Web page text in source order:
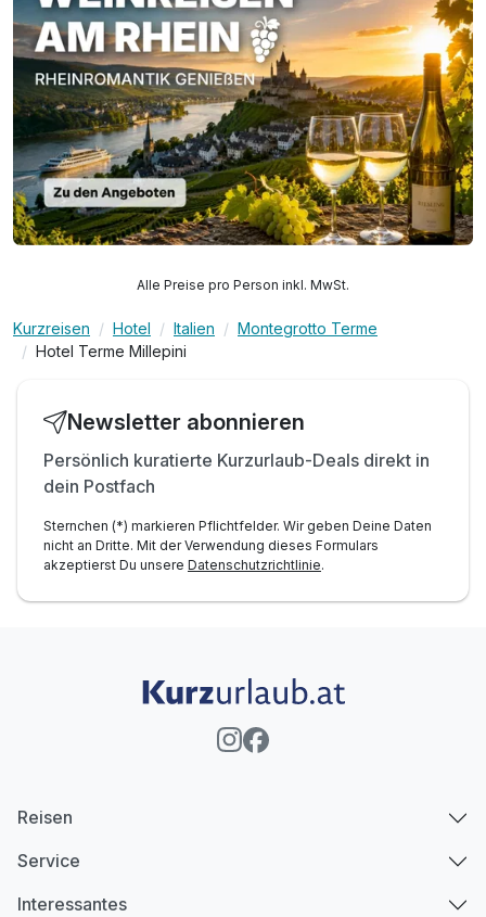
Alle Preise pro Person inkl. MwSt.
Kurzreisen Hotel Italien
Montegrotto Terme
Hotel Terme Millepini
Newsletter abonnieren
Persönlich kuratierte Kurzurlaub-Deals direkt in
dein Postfach
Sternchen (*) markieren Pflichtfelder. Wir geben Deine Daten
nicht an Dritte. Mit der Verwendung dieses Formulars
akzeptierst Du unsere Datenschutzrichtlinie.
Reisen
Service
Interessantes